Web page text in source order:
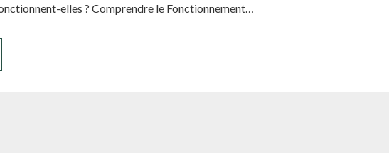
elles ? Comprendre le Fonctionnement…